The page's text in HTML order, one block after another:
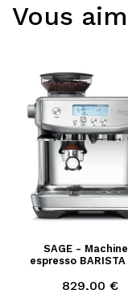
Vous
SAGE -
espresso BARISTA
Prix
829,00 €